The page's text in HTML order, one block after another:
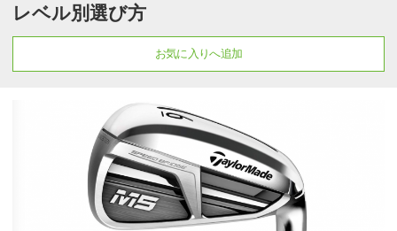
レベル別選び方
お気に入りへ追加